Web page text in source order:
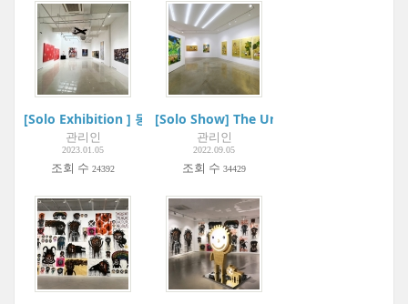
[Solo Exhibition ] 동동, 완월장취 玩月長醉 | Zaha Museum
관리인
2023.01.05
조회 수 24392
[Solo Show] The Universe in the
관리인
2022.09.05
조회 수 34429